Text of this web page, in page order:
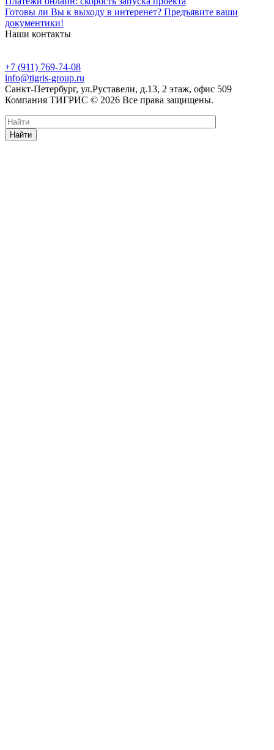
Готовы ли Вы к выходу в интеренет? Предъявите ваши
документики!
Наши контакты
+7 (911) 769-74-08
info@tigris-group.ru
Санкт-Петербург, ул.Руставели, д.13, 2 этаж, офис 509
Компания ТИГРИС © 2026 Все права защищены.
Найти